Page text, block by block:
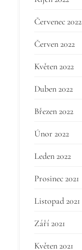
Červenec 2022
Červen 2022
Květen 2022
Duben 2022
Březen 2022
Únor 2022
Leden 2022
Prosinec 2021
Listopad 2021
Září 2021
Květen 2021